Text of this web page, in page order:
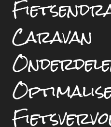
Caravan